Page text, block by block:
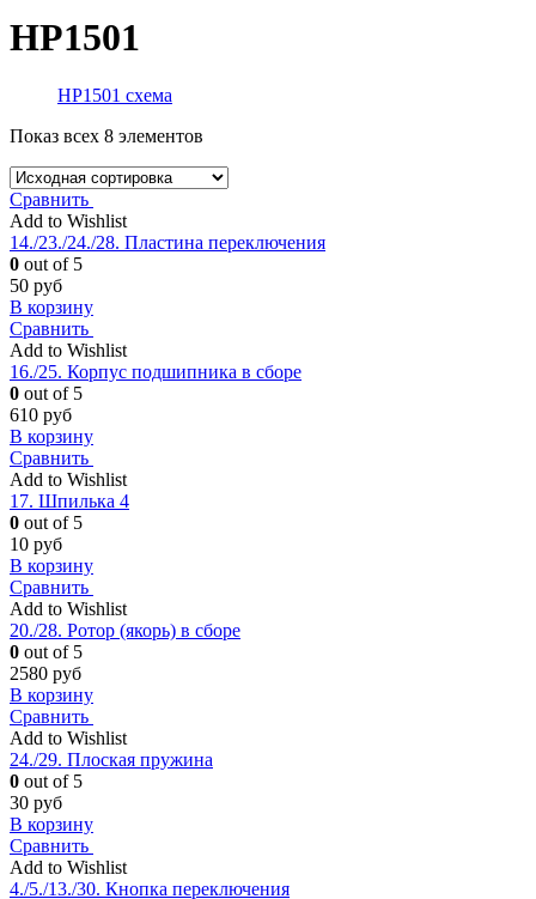
HP1501
HP1501 схема
Показ всех 8 элементов
Сравнить
Add to Wishlist
14./23./24./28. Пластина переключения
0 out of 5
50 руб
В корзину
Сравнить
Add to Wishlist
16./25. Корпус подшипника в сборе
0 out of 5
610 руб
В корзину
Сравнить
Add to Wishlist
17. Шпилька 4
0 out of 5
10 руб
В корзину
Сравнить
Add to Wishlist
20./28. Ротор (якорь) в сборе
0 out of 5
2580 руб
В корзину
Сравнить
Add to Wishlist
24./29. Плоская пружина
0 out of 5
30 руб
В корзину
Сравнить
Add to Wishlist
4./5./13./30. Кнопка переключения